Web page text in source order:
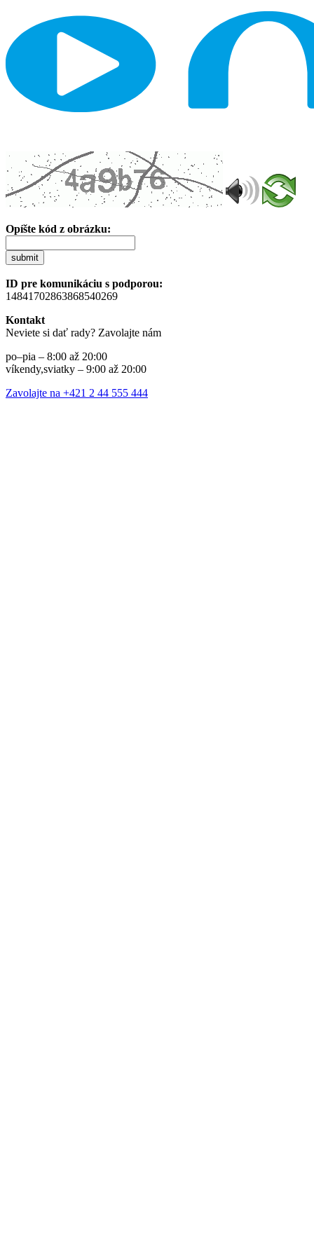
Opíšte kód z obrázku:
submit
ID pre komunikáciu s podporou:
14841702863868540269
Kontakt
Neviete si dať rady? Zavolajte nám
po–pia – 8:00 až 20:00
víkendy,sviatky – 9:00 až 20:00
Zavolajte na +421 2 44 555 444